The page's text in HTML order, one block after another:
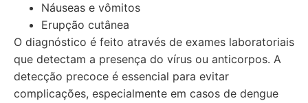
Náuseas e vômitos
Erupção cutânea
O diagnóstico é feito através de exames laboratoriais
que detectam a presença do vírus ou anticorpos. A
detecção precoce é essencial para evitar
complicações, especialmente em casos de dengue